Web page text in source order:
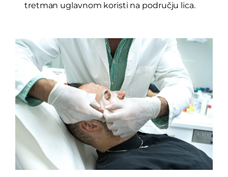
tretman uglavnom koristi na području lica.